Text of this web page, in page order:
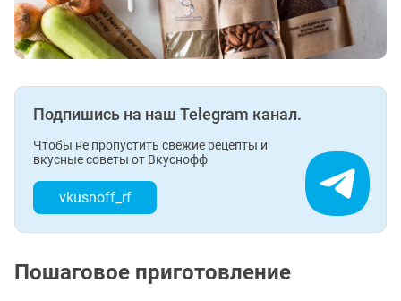
Подпишись на наш Telegram канал.
Чтобы не пропустить свежие рецепты и
вкусные советы от Вкуснофф
vkusnoff_rf
Пошаговое приготовление